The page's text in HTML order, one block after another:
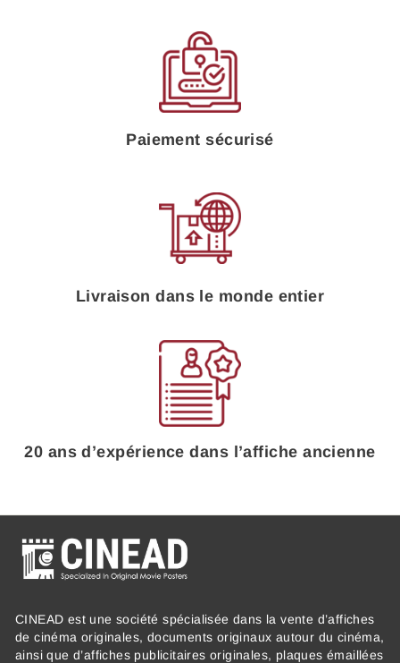
Paiement sécurisé
Livraison dans le monde entier
20 ans d’expérience dans l’affiche ancienne
CINEAD est une société spécialisée dans la vente d’affiches
de cinéma originales, documents originaux autour du cinéma,
ainsi que d’affiches publicitaires originales, plaques émaillées